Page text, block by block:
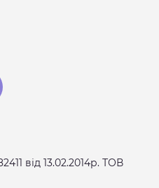
від 13.02.2014р. ТОВ